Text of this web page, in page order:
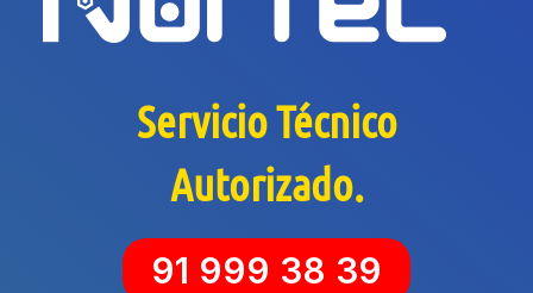
Servicio Técnico
Autorizado.
91 999 38 39